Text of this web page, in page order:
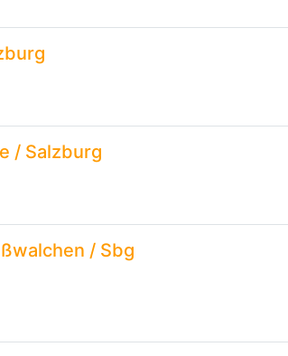
/ Salzburg
/ Sbg